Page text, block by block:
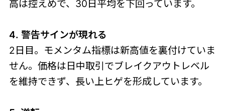
高は控えめで、30日平均を下回っています。
4. 警告サインが現れる
2日目。モメンタム指標は新高値を裏付けていま
せん。価格は日中取引でブレイクアウトレベル
を維持できず、長い上ヒゲを形成しています。